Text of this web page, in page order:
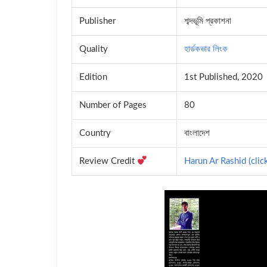
Publisher শব্দভূমি প্রকাশনা
Quality হার্ডকভার লিংক
Edition 1st Published, 2020
Number of Pages 80
Country বাংলাদেশ
Review Credit Harun Ar Rashid